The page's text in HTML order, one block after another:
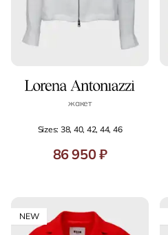
жакет
Sizes: 38, 40, 42, 44, 46
86 950 ₽
NEW